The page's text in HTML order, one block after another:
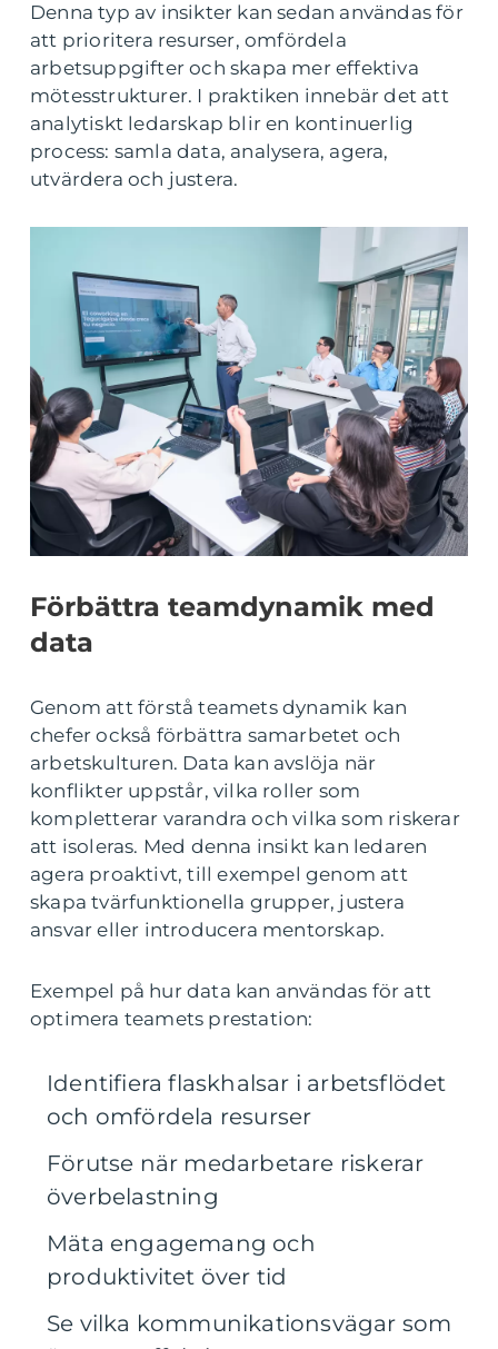
Denna typ av insikter kan sedan användas för
att prioritera resurser, omfördela
arbetsuppgifter och skapa mer effektiva
mötesstrukturer. I praktiken innebär det att
analytiskt ledarskap blir en kontinuerlig
process: samla data, analysera, agera,
utvärdera och justera.
Förbättra teamdynamik med
data
Genom att förstå teamets dynamik kan
chefer också förbättra samarbetet och
arbetskulturen. Data kan avslöja när
konflikter uppstår, vilka roller som
kompletterar varandra och vilka som riskerar
att isoleras. Med denna insikt kan ledaren
agera proaktivt, till exempel genom att
skapa tvärfunktionella grupper, justera
ansvar eller introducera mentorskap.
Exempel på hur data kan användas för att
optimera teamets prestation:
Identifiera flaskhalsar i arbetsflödet
och omfördela resurser
Förutse när medarbetare riskerar
överbelastning
Mäta engagemang och
produktivitet över tid
Se vilka kommunikationsvägar som